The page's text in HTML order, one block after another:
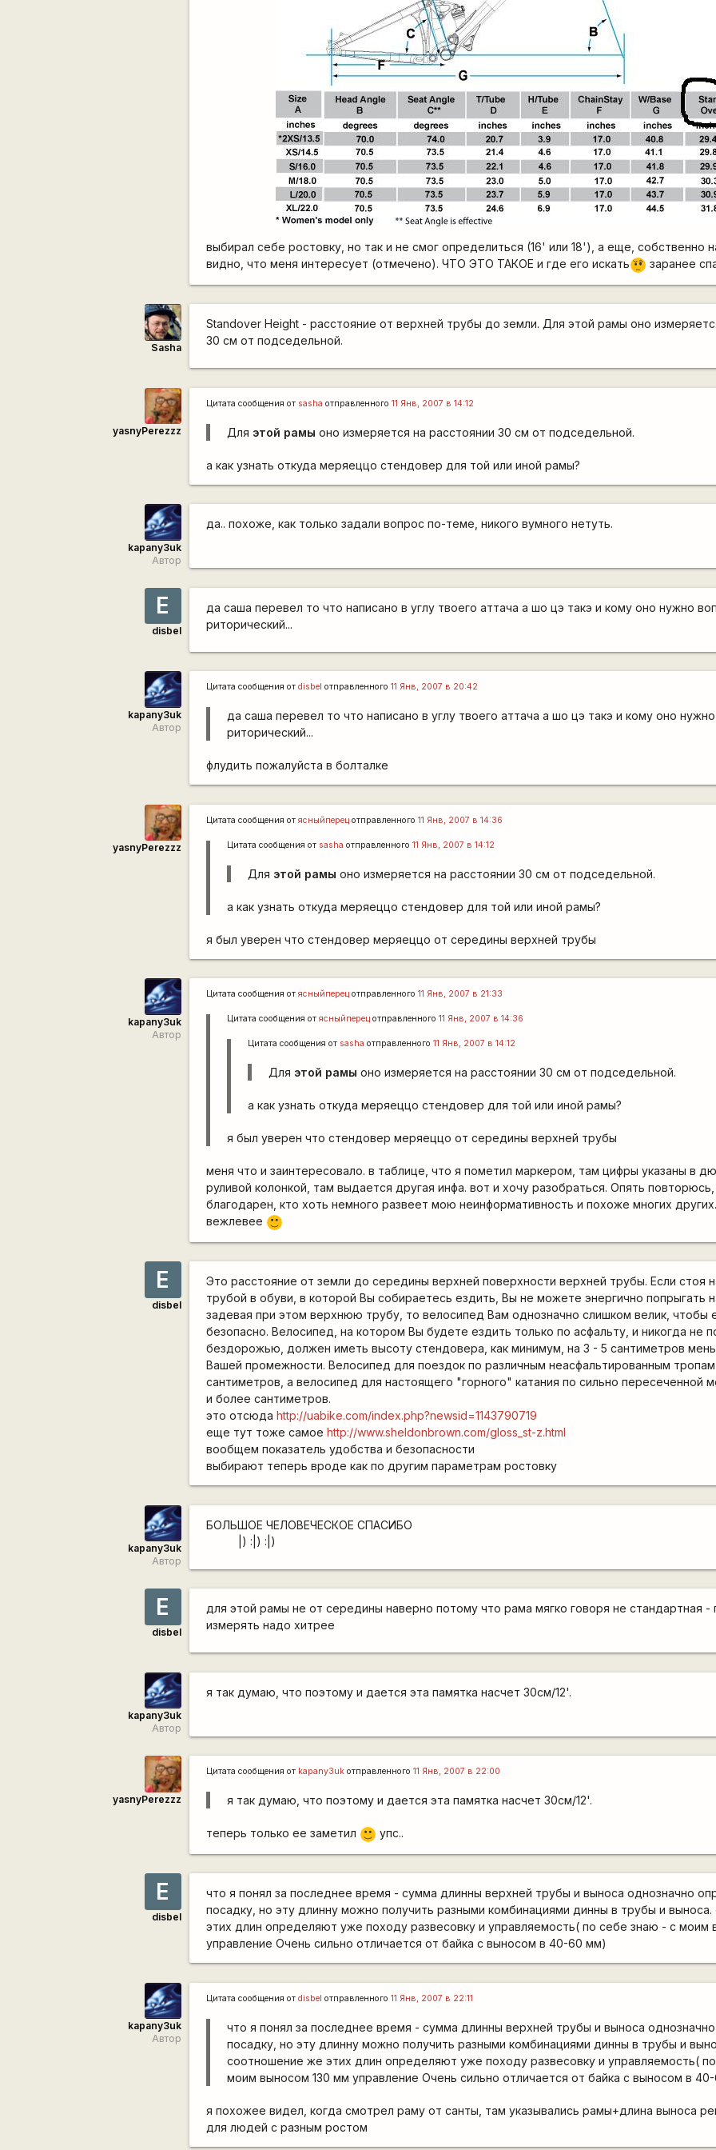
выбирал себе ростовку, но так и не смог определиться (16' или 18'), а еще, собственно
видно, что меня интересует (отмечено). ЧТО ЭТО ТАКОЕ и где его искать??? заранее
Sasha
Standover Height - расстояние от верхней трубы до земли. Для этой рамы оно
30 см от подседельной.
yasnyPerezzz
Цитата сообщения от sasha отправленного11 Янв, 2007 в 14:12
Для этой рамы оно измеряется на расстоянии 30 см от подседельной.
а как узнать откуда меряеццо стендовер для той или иной рамы?
kapanу3uk
Автор
да.. похоже, как только задали вопрос по-теме, никого вумного нетуть.
Е
disbel
да саша перевел то что написано в углу твоего аттача а шо цэ такэ и кому оно нужно
риторический...
kapanу3uk
Автор
Цитата сообщения отdisbel отправленного11 Янв, 2007 в 20:42
да саша перевел то что написано в углу твоего аттача а шо цэ такэ и кому оно
риторический...
флудить пожалуйста в болталке
yasnyPerezzz
Цитата сообщения отясныйперец отправленного11 Янв, 2007 в 14:36
Цитата сообщения от sasha отправленного11 Янв, 2007 в 14:12
Для этой рамы оно измеряется на расстоянии 30 см от подседельной.
а как узнать откуда меряеццо стендовер для той или иной рамы?
я был уверен что стендовер меряеццо от середины верхней трубы
kapanу3uk
Автор
Цитата сообщения отясныйперец отправленного11 Янв, 2007 в 21:33
Цитата сообщения отясныйперец отправленного11 Янв, 2007 в 14:36
Цитата сообщения от sasha отправленного11 Янв, 2007 в 14:12
Для этой рамы оно измеряется на расстоянии 30 см от подседельной.
а как узнать откуда меряеццо стендовер для той или иной рамы?
я был уверен что стендовер меряеццо от середины верхней трубы
меня что и заинтересовало. в таблице, что я пометил маркером, там цифры указаны в
руливой колонкой, там выдается другая инфа. вот и хочу разобраться. Опять
благодарен, кто хоть немного развеет мою неинформативность и похоже многих
вежлевее
:)
Е
disbel
Это расстояние от земли до середины верхней поверхности верхней трубы. Если стоя
трубой в обуви, в которой Вы собираетесь ездить, Вы не можете энергично попрыгать
задевая при этом верхнюю трубу, то велосипед Вам однозначно слишком велик, чтобы
безопасно. Велосипед, на котором Вы будете ездить только по асфальту, и никогда не
бездорожью, должен иметь высоту стендовера, как минимум, на 3 - 5 сантиметров
Вашей промежности. Велосипед для поездок по различным неасфальтированным
сантиметров, а велосипед для настоящего "горного" катания по сильно пересеченной
и более сантиметров.
это отсюдаhttp://uabike.com/index.php?newsid=1143790719
еще тут тоже самоеhttp://www.sheldonbrown.com/gloss_st-z.html
вообщем показатель удобства и безопасности
выбирают теперь вроде как по другим параметрам ростовку
kapanу3uk
Автор
БОЛЬШОЕ ЧЕЛОВЕЧЕСКОЕ СПАСИБО
|) :|) :|)
Е
disbel
для этой рамы не от середины наверно потому что рама мягко говоря не стандартная -
измерять надо хитрее
kapanу3uk
Автор
я так думаю, что поэтому и дается эта памятка насчет 30см/12'.
yasnyPerezzz
Цитата сообщения от kapanу3uk отправленного11 Янв, 2007 в 22:00
я так думаю, что поэтому и дается эта памятка насчет 30см/12'.
теперь только ее заметил :) упс..
Е
disbel
что я понял за последнее время - сумма длинны верхней трубы и выноса однозначно
посадку, но эту длинну можно получить разными комбинациями динны в трубы и
этих длин определяют уже походу развесовку и управляемость( по себе знаю - с моим
управление Очень сильно отличается от байка с выносом в 40-60 мм)
kapanу3uk
Автор
Цитата сообщения отdisbel отправленного11 Янв, 2007 в 22:11
что я понял за последнее время - сумма длинны верхней трубы и выноса
посадку, но эту длинну можно получить разными комбинациями динны в трубы и
соотношение же этих длин определяют уже походу развесовку и управляемость(
моим выносом 130 мм управление Очень сильно отличается от байка с выносом в
я похожее видел, когда смотрел раму от санты, там указывались рамы+длина выноса
для людей с разным ростом